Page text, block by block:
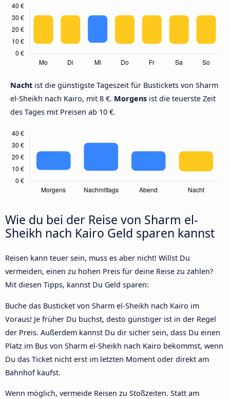
Nacht ist die günstigste Tageszeit für Bustickets von Sharm
el-Sheikh nach Kairo, mit 8 €. Morgens ist die teuerste Zeit
des Tages mit Preisen ab 10 €.
Wie du bei der Reise von Sharm el-
Sheikh nach Kairo Geld sparen kannst
Reisen kann teuer sein, muss es aber nicht! Willst Du
vermeiden, einen zu hohen Preis für deine Reise zu zahlen?
Mit diesen Tipps, kannst Du Geld sparen:
Buche das Busticket von Sharm el-Sheikh nach Kairo im
Voraus! Je früher Du buchst, desto günstiger ist in der Regel
der Preis. Außerdem kannst Du dir sicher sein, dass Du einen
Platz im Bus von Sharm el-Sheikh nach Kairo bekommst, wenn
Du das Ticket nicht erst im letzten Moment oder direkt am
Bahnhof kaufst.
Wenn möglich, vermeide Reisen zu Stoßzeiten. Statt am